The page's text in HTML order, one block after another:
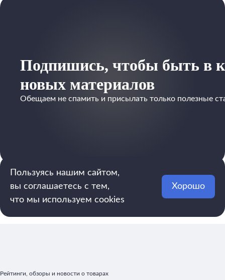
Подпишись, чтобы быть в
новых материалов
Обещаем не спамить и присылать только полезные
Рейтинги, обзоры и новости о товарах
Пользуясь нашим сайтом,
вы соглашаетесь с тем,
что мы используем cookies
Хорошо